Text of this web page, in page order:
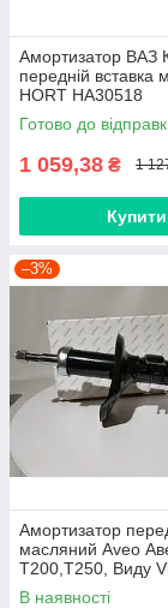
Амортизатор ВАЗ
передній вставка
HORT HA30518
Готово до
1 059,38 ₴ 1
Купити
–3%
Амортизатор
масляний Aveo
Т200,Т250, Виду
SHIKOO
В наявності